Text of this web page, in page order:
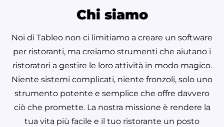
Chi siamo
Noi di Tableo non ci limitiamo a creare un software
per ristoranti, ma creiamo strumenti che aiutano i
ristoratori a gestire le loro attività in modo magico.
Niente sistemi complicati, niente fronzoli, solo uno
strumento potente e semplice che offre davvero
ciò che promette. La nostra missione è rendere la
tua vita più facile e il tuo ristorante un posto